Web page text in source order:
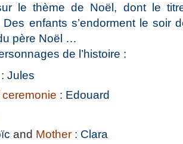
le thème de Noël, dont le
enfants s’endorment le soir
père Noël …
de l’histoire :
: Jules
: Edouard
and Mother : Clara